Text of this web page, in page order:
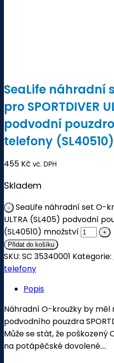
SeaLife náhradní
pro SPORTDIVER
podvodní
telefony (SL40510)
455 Kč vč. DPH
Skladem
SeaLife náhradní set O-
ULTRA (SL405) podvodní
(SL40510) množství
Přidat do košíku
SKU: SC 35340001 Kategorie:
telefony
Popis
Náhradní O-kroužky by měl
podvodního pouzdra
Může se stát, že
na potápěčské dovolené….